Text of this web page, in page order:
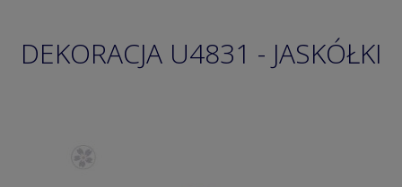
DEKORACJA U4831 - JASKÓŁKI